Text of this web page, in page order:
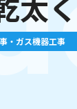
・ガス機器工事